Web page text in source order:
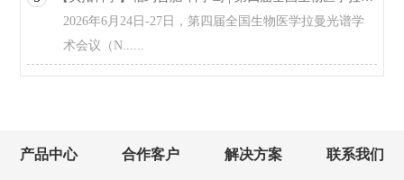
2026年6月24日-27日，第四届全国生物医学拉曼光谱学
术会议（N......
产品中心 合作客户 解决方案 联系我们